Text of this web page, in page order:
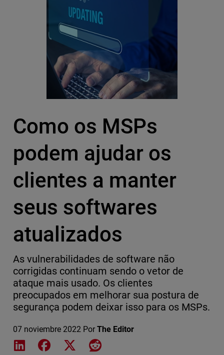
Como os MSPs
podem ajudar os
clientes a manter
seus softwares
atualizados
As vulnerabilidades de software não
corrigidas continuam sendo o vetor de
ataque mais usado. Os clientes
preocupados em melhorar sua postura de
segurança podem deixar isso para os MSPs.
07 noviembre 2022 Por The Editor
Share on LinkedIn
Share on Facebook
Share on XShare on Reddit